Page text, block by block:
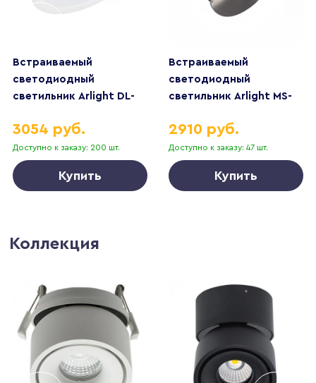
Встраиваемый
светодиодный
светильник Arlight DL-
021438
Доступно к заказу: 200 шт.
3054 руб.
Купить
Встраиваемый
светодиодный
светильник Arlight MS-
Warm3000 047291
Доступно к заказу: 47 шт.
2910 руб.
Купить
Коллекция